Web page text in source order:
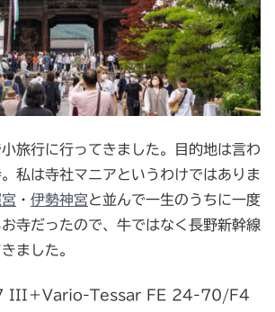
旅行に行ってきました。目的地は言わ
私は寺社マニアというわけではありま
・ 伊勢神宮と並んで一生のうちに一度
寺だったので、牛ではなく長野新幹線
ました。
III＋Vario-Tessar FE 24-70/F4